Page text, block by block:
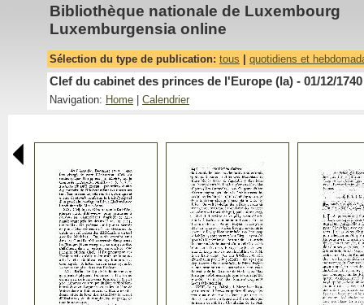
Bibliothèque nationale de Luxembourg
Luxemburgensia online
Sélection du type de publication: tous quotidiens et
Clef du cabinet des princes de l'Europe (la) - 01/12/1740
Navigation: Home Calendrier